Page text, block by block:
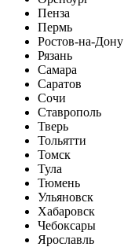
Пенза
Пермь
Ростов-на-Дону
Рязань
Самара
Саратов
Сочи
Ставрополь
Тверь
Тольятти
Томск
Тула
Тюмень
Ульяновск
Хабаровск
Чебоксары
Ярославль